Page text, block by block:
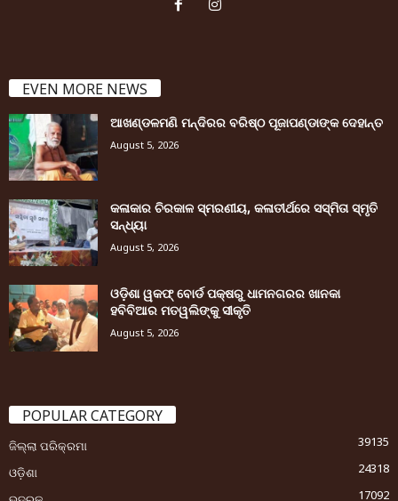
EVEN MORE NEWS
ଆଖଣ୍ଡଳମଣି ମନ୍ଦିରର ବରିଷ୍ଠ ପୂଜାପଣ୍ଡାଙ୍କ ଦେହାନ୍ତ
August 5, 2026
କଳାକାର ଚିରକାଳ ସ୍ମରଣୀୟ, କଳାତୀର୍ଥରେ ସସ୍ମିତା ସ୍ମୃତି
ସନ୍ଧ୍ୟା
August 5, 2026
ଓଡ଼ିଶା ୱକଫ୍ ବୋର୍ଡ ପକ୍ଷରୁ ଧାମନଗରର ଖାନକା
ହବିବିଆର ମତୱଲିଙ୍କୁ ସୀକୃତି
August 5, 2026
POPULAR CATEGORY
ଜିଲ୍ଲା ପରିକ୍ରମା
39135
ଓଡ଼ିଶା
24318
17092